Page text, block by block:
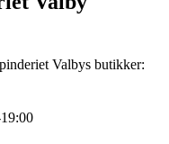
Valbys butikker: